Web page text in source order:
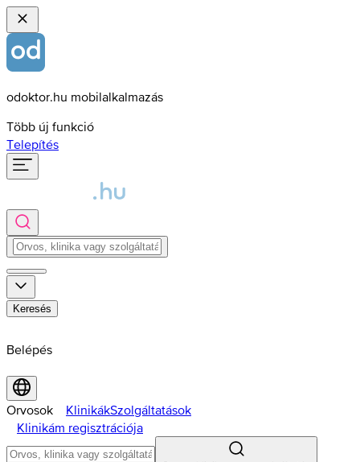
odoktor.hu mobilalkalmazás
Több új funkció
Telepítés
Keresés
Belépés
Orvosok KlinikákSzolgáltatások
Klinikám regisztrációja